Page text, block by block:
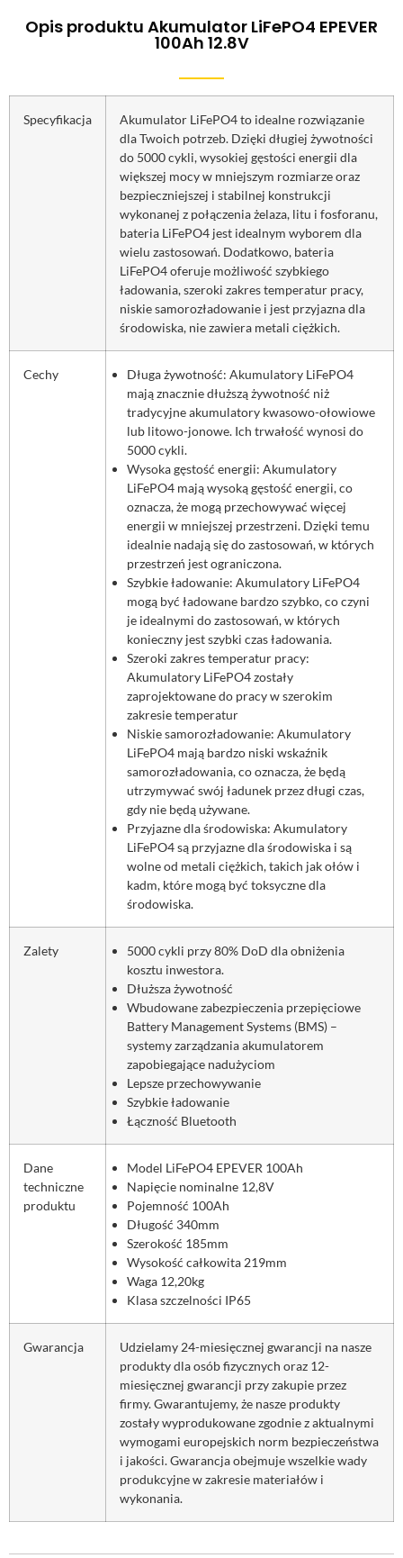
Opis produktu Akumulator LiFePO4 EPEVER
100Ah 12.8V
Specyfikacja
Akumulator LiFePO4 to idealne rozwiązanie
dla Twoich potrzeb. Dzięki długiej żywotności
do 5000 cykli, wysokiej gęstości energii dla
większej mocy w mniejszym rozmiarze oraz
bezpieczniejszej i stabilnej konstrukcji
wykonanej z połączenia żelaza, litu i fosforanu,
bateria LiFePO4 jest idealnym wyborem dla
wielu zastosowań. Dodatkowo, bateria
LiFePO4 oferuje możliwość szybkiego
ładowania, szeroki zakres temperatur pracy,
niskie samorozładowanie i jest przyjazna dla
środowiska, nie zawiera metali ciężkich.
Cechy
Długa żywotność: Akumulatory LiFePO4
mają znacznie dłuższą żywotność niż
tradycyjne akumulatory kwasowo-ołowiowe
lub litowo-jonowe. Ich trwałość wynosi do
5000 cykli.
Wysoka gęstość energii: Akumulatory
LiFePO4 mają wysoką gęstość energii, co
oznacza, że mogą przechowywać więcej
energii w mniejszej przestrzeni. Dzięki temu
idealnie nadają się do zastosowań, w których
przestrzeń jest ograniczona.
Szybkie ładowanie: Akumulatory LiFePO4
mogą być ładowane bardzo szybko, co czyni
je idealnymi do zastosowań, w których
konieczny jest szybki czas ładowania.
Szeroki zakres temperatur pracy:
Akumulatory LiFePO4 zostały
zaprojektowane do pracy w szerokim
zakresie temperatur
Niskie samorozładowanie: Akumulatory
LiFePO4 mają bardzo niski wskaźnik
samorozładowania, co oznacza, że będą
utrzymywać swój ładunek przez długi czas,
gdy nie będą używane.
Przyjazne dla środowiska: Akumulatory
LiFePO4 są przyjazne dla środowiska i są
wolne od metali ciężkich, takich jak ołów i
kadm, które mogą być toksyczne dla
środowiska.
Zalety
5000 cykli przy 80% DoD dla obniżenia
kosztu inwestora.
Dłuższa żywotność
Wbudowane zabezpieczenia przepięciowe
Battery Management Systems (BMS) –
systemy zarządzania akumulatorem
zapobiegające nadużyciom
Lepsze przechowywanie
Szybkie ładowanie
Łączność Bluetooth
Dane
techniczne
produktu
Model LiFePO4 EPEVER 100Ah
Napięcie nominalne 12,8V
Pojemność 100Ah
Długość 340mm
Szerokość 185mm
Wysokość całkowita 219mm
Waga 12,20kg
Klasa szczelności IP65
Gwarancja
Udzielamy 24-miesięcznej gwarancji na nasze
produkty dla osób fizycznych oraz 12-
miesięcznej gwarancji przy zakupie przez
firmy. Gwarantujemy, że nasze produkty
zostały wyprodukowane zgodnie z aktualnymi
wymogami europejskich norm bezpieczeństwa
i jakości. Gwarancja obejmuje wszelkie wady
produkcyjne w zakresie materiałów i
wykonania.